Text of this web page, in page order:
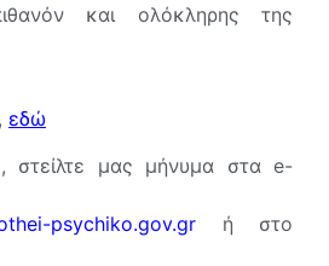
και ολόκληρης της
εδώ
στείλτε μας μήνυμα στα e-
psychiko.gov.gr ή στο